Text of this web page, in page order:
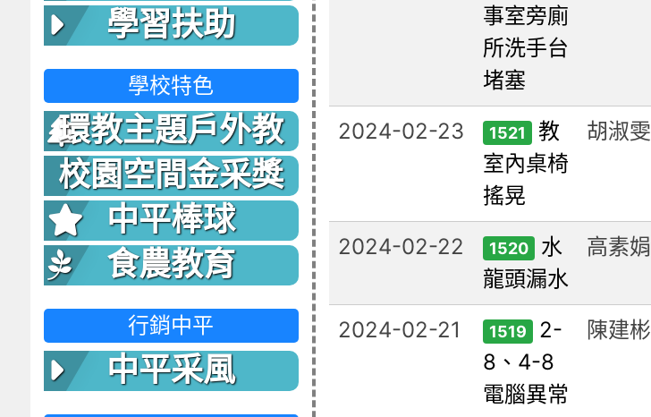
事室旁廁
所洗手台
堵塞
2024-02-23 1521
教
室內桌椅
搖晃
胡淑雯
2024-02-22 1520
水
龍頭漏水
高素娟
2024-02-21 1519
2-
8、4-8
電腦異常
陳建彬
學習扶助
學校特色
環教主題戶外教
室
校園空間金采獎
中平棒球
食農教育
行銷中平
中平采風